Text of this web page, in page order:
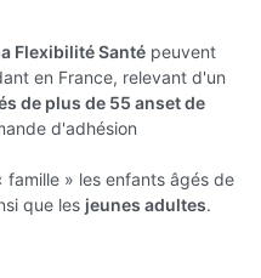
Flexibilité Santé peuvent
en France, relevant d'un
de plus de 55 anset de
d'adhésion
famille » les enfants âgés de
que les jeunes adultes.